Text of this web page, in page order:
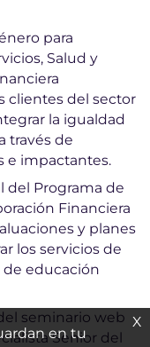
para
Salud y
clientes del sector
la igualdad
través de
e impactantes.
del Programa de
Financiera
y planes
los servicios de
educación
seminario web
Senior del
X
en tu